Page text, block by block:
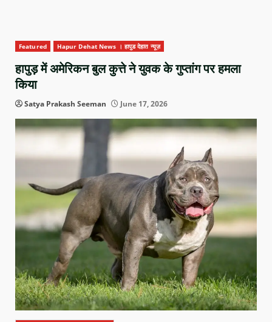
Featured Hapur Dehat News । हापुड देहात न्यूज़
हापुड़ में अमेरिकन बुल कुत्ते ने युवक के गुप्तांग पर हमला
किया
Satya Prakash Seeman June 17, 2026